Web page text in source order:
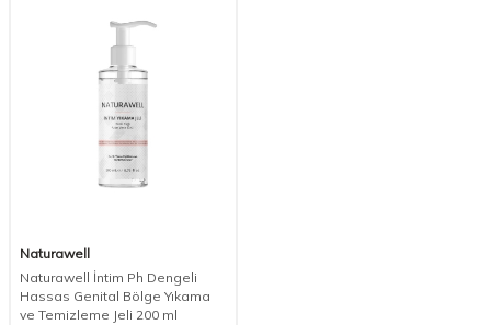
Naturawell
Naturawell İntim Ph Dengeli
Hassas Genital Bölge Yıkama
ve Temizleme Jeli 200 ml